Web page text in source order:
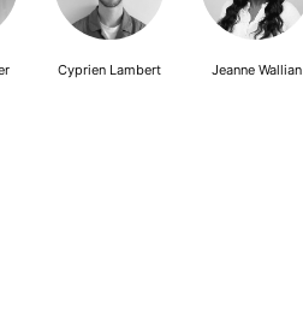
Cyprien Lambert Jeanne Wallian